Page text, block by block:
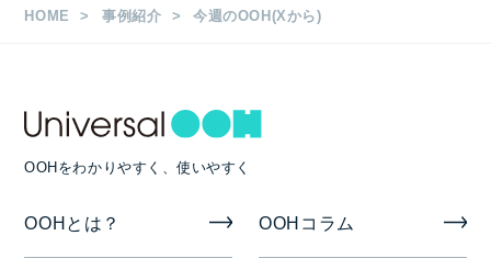
HOME 事例紹介 今週のOOH(Xから)
OOHをわかりやすく、使いやすく
OOHとは？ OOHコラム